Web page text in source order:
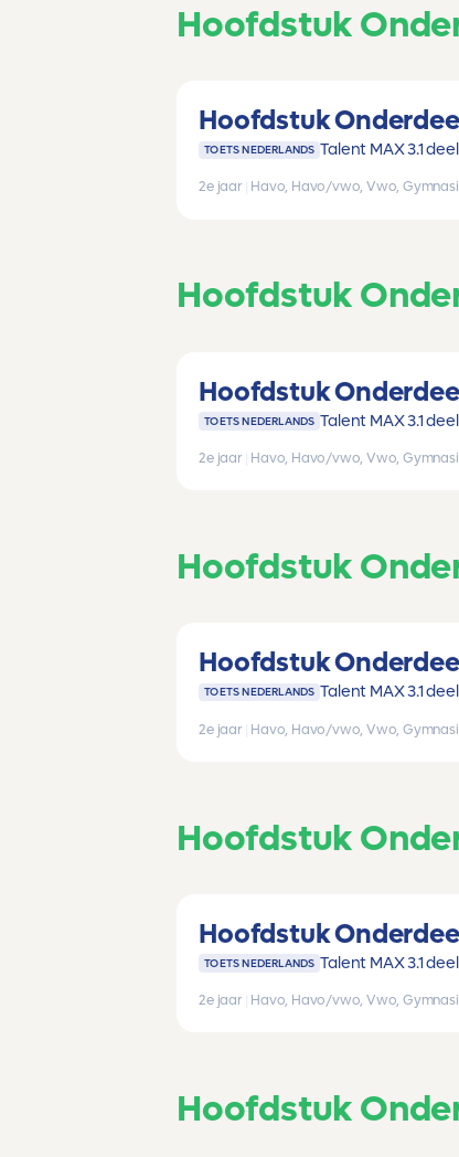
Hoofdstuk
Hoofdstuk
TOETS NEDERLANDS Talent MAX 3.1
2e jaar Havo, Havo/vwo, Vwo,
Hoofdstuk
Hoofdstuk
TOETS NEDERLANDS Talent MAX 3.1
2e jaar Havo, Havo/vwo, Vwo,
Hoofdstuk
Hoofdstuk
TOETS NEDERLANDS Talent MAX 3.1
2e jaar Havo, Havo/vwo, Vwo,
Hoofdstuk
Hoofdstuk
TOETS NEDERLANDS Talent MAX 3.1
2e jaar Havo, Havo/vwo, Vwo,
Hoofdstuk